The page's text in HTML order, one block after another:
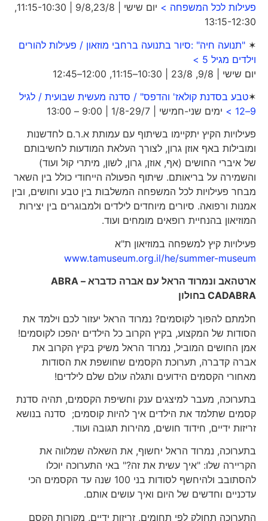
פעילות לכל המשפחה >
יום שישי | 9/8,23/8 | 11:15-10:30,
13:15-12:30
"תנועה חיה" :סיור בתנועה ברחבי מוזאון / פעילות להורים
וילדים מגיל 5 >
יום שישי | 9/8, 23/8 | 10:30–11:15, 12:00–12:45
טבע בסדנת קולאז' והדפס" / סדנה מעשית שבועית / לגיל
ימים שני-חמישי | 1/8-29/7 | 9:00 – 13:00
פעילויות הקיץ יתקיימו בשיתוף עם עמותת א.ר.ם לחדשנות
ומובילות באף אוזן גרון, לצורך העלאת המודעות לחשיבותם
של איברי החושים (אף, אוזן, גרון, לשון, מיתרי קול ועוד)
והשמירה על בריאותם. שיתוף הפעולה הייחודי כולל בין השאר
מבחר פעילויות לכל המשפחה המשלבות בין טבע וחושים, ובין
אמנות ורפואה. סיורים מיוחדים לילדים ולמבוגרים בין יצירות
המוזיאון בהנחיית רופאים מומחים ועוד.
פעילויות קיץ למשפחה במוזיאון ת"א
www.tamuseum.org.il/he/summer-museum
ארטהאב ונמרוד הראל עם אברה כדברא –ABRA
CADABRAבחולון
חלמתם להפוך לקוסמים? נמרוד הראל יעזור לכם וילמד את
הסודות של המקצוע, בקיץ הקרוב כל הילדים יהפכו לקוסמים!
אמן החושים המוביל, נמרוד הראל משיק בקיץ הקרוב את
אברה קדברה, תערוכת הקסמים שחושפת את הסודות
מאחורי הקסמים הידועים ותגלה עולם שלם לילדים!
בתערוכה, מעבר למיצגים ענק וחשיפת הקסמים, תהיה סדנת
קסמים שתלמד את הילדים איך להיות קוסמים; סדנה בנושא
זריזות ידיים, חידוד חושים, מהירות תגובה ועוד.
בתערוכה, נמרוד הראל יחשוף, את השאלה שמלווה את
הקריירה שלו: "איך עשית את זה?" באי התערוכה יוכלו
להסתובב ולהיחשף לסודות בני 100 שנה עד הקסמים הכי
עדכניים וחדשים של היום ואיך עושים אותם.
התערוכה תחולק לפי תחומים, זריזות ידיים, מקורות הקסם